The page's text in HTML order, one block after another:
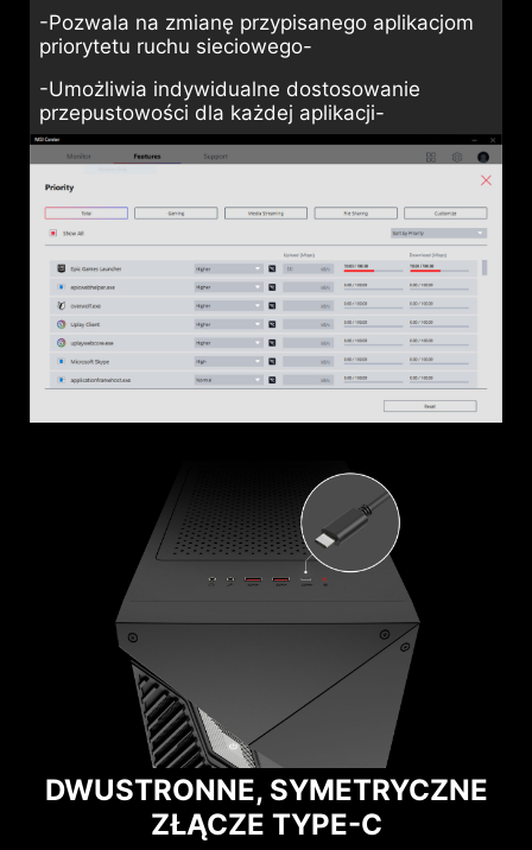
-Pozwala na zmianę przypisanego aplikacjom
priorytetu ruchu sieciowego-
-Umożliwia indywidualne dostosowanie
przepustowości dla każdej aplikacji-
DWUSTRONNE, SYMETRYCZNE
ZŁĄCZE TYPE-C